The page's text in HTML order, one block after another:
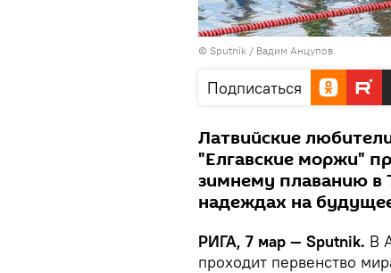
© Sputnik / Вадим Анцупов
Подписаться
Латвийские
"Елгавские моржи"
зимнему плаванию в
надеждах на
РИГА, 7 мар — Sputnik. В
проходит первенство